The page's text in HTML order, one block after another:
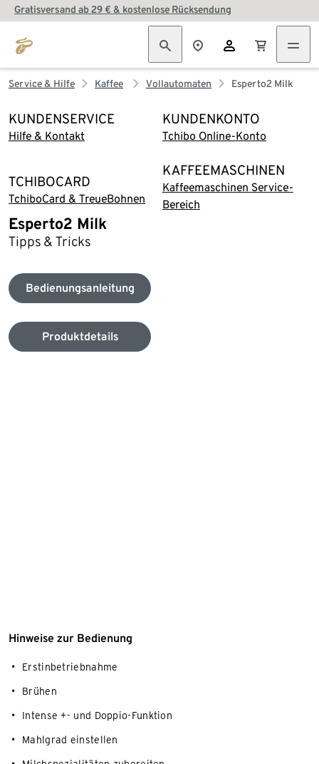
Gratisversand ab 29 € & kostenlose Rücksendung
Service & Hilfe Kaffee Vollautomaten Esperto2 Milk
KUNDENSERVICE
Hilfe & Kontakt
KUNDENKONTO
Tchibo Online-Konto
TCHIBOCARD
TchiboCard & TreueBohnen
KAFFEEMASCHINEN
Kaffeemaschinen Service-
Bereich
Esperto2 Milk
Tipps & Tricks
Bedienungsanleitung
Produktdetails
Hinweise zur Bedienung
Erstinbetriebnahme
Brühen
Intense +- und Doppio-Funktion
Mahlgrad einstellen